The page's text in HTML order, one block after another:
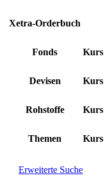
Xetra-Orderbuch
Fonds Kurs
Devisen Kurs
Rohstoffe Kurs
Themen Kurs
Erweiterte Suche